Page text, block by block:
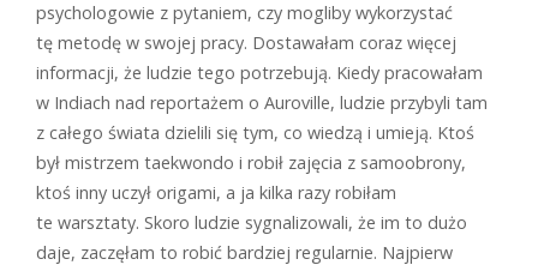
psychologowie z pytaniem, czy mogliby wykorzystać
tę metodę w swojej pracy. Dostawałam coraz więcej
informacji, że ludzie tego potrzebują. Kiedy pracowałam
w Indiach nad reportażem o Auroville, ludzie przybyli tam
z całego świata dzielili się tym, co wiedzą i umieją. Ktoś
był mistrzem taekwondo i robił zajęcia z samoobrony,
ktoś inny uczył origami, a ja kilka razy robiłam
te warsztaty. Skoro ludzie sygnalizowali, że im to dużo
daje, zaczęłam to robić bardziej regularnie. Najpierw